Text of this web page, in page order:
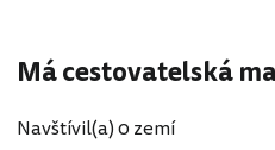
Má cestovatelská
Navštívil(a) 0 zemí